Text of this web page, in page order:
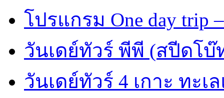
โปรแกรม One day trip
วันเดย์ทัวร์ พีพี (สปีดโบ๊
วันเดย์ทัวร์ 4 เกาะ ทะ